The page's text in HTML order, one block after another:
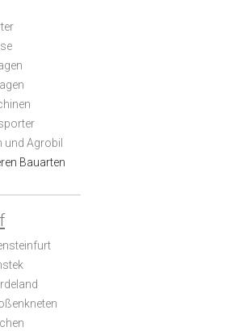
und Agrobil
Bauarten